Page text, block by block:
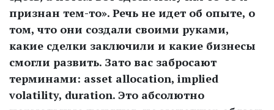
признан тем-то». Речь не идет об опыте, о
том, что они создали своими руками,
какие сделки заключили и какие бизнесы
смогли развить. Зато вас забросают
терминами: asset allocation, implied
volatility, duration. Это абсолютно